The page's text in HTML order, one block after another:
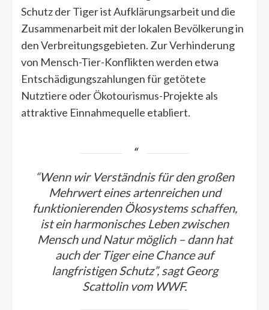
Schutz der Tiger ist Aufklärungsarbeit und die
Zusammenarbeit mit der lokalen Bevölkerung in
den Verbreitungsgebieten. Zur Verhinderung
von Mensch-Tier-Konflikten werden etwa
Entschädigungszahlungen für getötete
Nutztiere oder Ökotourismus-Projekte als
attraktive Einnahmequelle etabliert.
“Wenn wir Verständnis für den großen
Mehrwert eines artenreichen und
funktionierenden Ökosystems schaffen,
ist ein harmonisches Leben zwischen
Mensch und Natur möglich – dann hat
auch der Tiger eine Chance auf
langfristigen Schutz”, sagt Georg
Scattolin vom WWF.